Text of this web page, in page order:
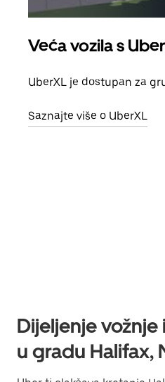
Veća vozila s
UberXL je dostupan za
Saznajte više o UberXL
Dijeljenje
u gradu Halifax,